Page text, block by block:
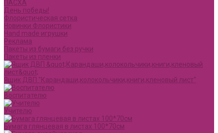
ПАСХА
День победы!
Флористическая сетка
Новинки Флористики
Hand made игрушки
Реклама
Пакеты из бумаги без ручки
Пакеты из пленки
Ящик ДВП "Карандаши,колокольчики,книги,кленовый лист"
Воспитателю
Учителю
Бумага глянцевая в листах 100*70см